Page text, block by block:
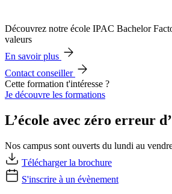
Découvrez notre école IPAC Bachelor
valeurs
En savoir plus
Contact conseiller
Cette formation t'intéresse ?
Je découvre les formations
L’école avec zéro erreur
Nos campus sont ouverts du lundi au
Télécharger la brochure
S'inscrire à un évènement